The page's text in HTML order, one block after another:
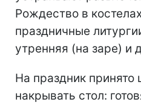
Рождество в
праздничные
утренняя (на заре) и
На праздник принято
накрывать стол: